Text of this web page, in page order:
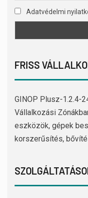
Adatvédelmi
FRISS
GINOP Plusz-1.2.4-
Vállalkozási
eszközök, gépek
korszerűsítés,